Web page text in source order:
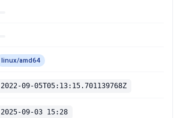
linux/amd64
2022-09-05T05:13:15.701139768Z
2025-09-03 15:28